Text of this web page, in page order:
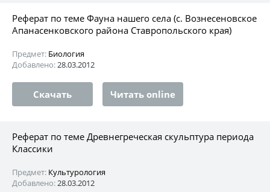
Реферат по теме Фауна нашего села (с. Вознесеновское
Апанасенковского района Ставропольского края)
Предмет: Биология
Добавлено:28.03.2012
Скачать Читать online
Реферат по теме Древнегреческая скульптура периода
Классики
Предмет: Культурология
Добавлено:28.03.2012